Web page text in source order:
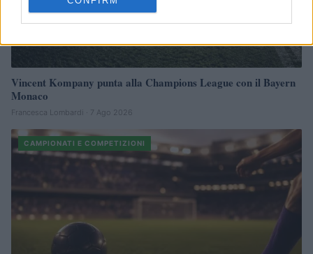
Vincent Kompany punta alla Champions League con il Bayern
Monaco
Francesca Lombardi · 7 Ago 2026
CAMPIONATI E COMPETIZIONI